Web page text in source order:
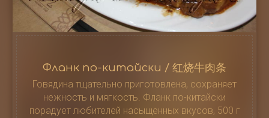
Фланк по-китайски / 红烧牛肉条
Говядина тщательно приготовлена, сохраняет
нежность и мягкость. Фланк по-китайски
порадует любителей насыщенных вкусов, 500 г